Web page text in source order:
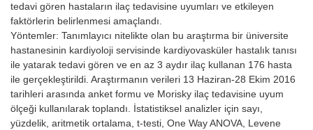
tedavi gören hastaların ilaç tedavisine uyumları ve etkileyen
faktörlerin belirlenmesi amaçlandı.
Yöntemler: Tanımlayıcı nitelikte olan bu araştırma bir üniversite
hastanesinin kardiyoloji servisinde kardiyovasküler hastalık tanısı
ile yatarak tedavi gören ve en az 3 aydır ilaç kullanan 176 hasta
ile gerçekleştirildi. Araştırmanın verileri 13 Haziran-28 Ekim 2016
tarihleri arasında anket formu ve Morisky ilaç tedavisine uyum
ölçeği kullanılarak toplandı. İstatistiksel analizler için sayı,
yüzdelik, aritmetik ortalama, t-testi, One Way ANOVA, Levene